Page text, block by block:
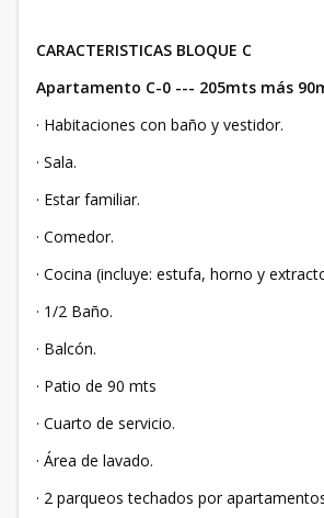
CARACTERISTICAS BLOQUE C
Apartamento C-0 --- 205mts más
· Habitaciones con baño y vestidor.
· Sala.
· Estar familiar.
· Comedor.
· Cocina (incluye: estufa, horno y
· 1/2 Baño.
· Balcón.
· Patio de 90 mts
· Cuarto de servicio.
· Área de lavado.
· 2 parqueos techados por